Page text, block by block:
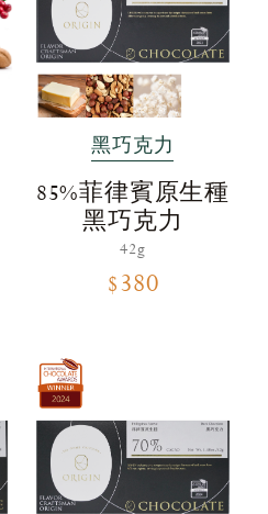
黑巧克力
85%菲律賓原生種
黑巧克力
42g
$380